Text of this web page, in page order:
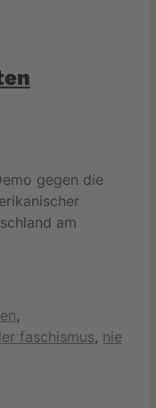
gegen die
am
,
faschismus, nie